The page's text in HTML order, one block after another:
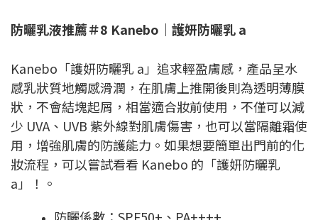
防曬乳液推薦＃8 Kanebo｜護妍防曬乳 a
Kanebo「護妍防曬乳 a」追求輕盈膚感，產品呈水
感乳狀質地觸感滑潤，在肌膚上推開後則為透明薄膜
狀，不會結塊起屑，相當適合妝前使用，不僅可以減
少 UVA、UVB 紫外線對肌膚傷害，也可以當隔離霜使
用，增強肌膚的防護能力。如果想要簡單出門前的化
妝流程，可以嘗試看看 Kanebo 的「護妍防曬乳
a」！。
防曬係數：SPF50+、PA++++